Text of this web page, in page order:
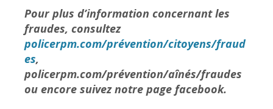
Pour plus d’information concernant les
fraudes, consultez
policerpm.com/prévention/citoyens/fraud
es,
policerpm.com/prévention/aînés/fraudes
ou encore suivez notre page facebook.